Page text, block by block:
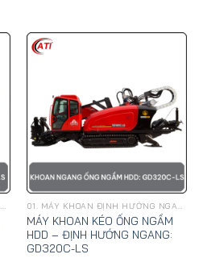
01. MÁY KHOAN ĐỊNH HƯỚNG NGANG, KÉO ỐNG NGẦM HDD - GOODENG 01. MÁY KHOAN ĐỊNH HƯỚNG NGANG, KÉO ỐNG NGẦM HDD - GOODENG
MÁY KHOAN KÉO ỐNG NGẦM
HDD – ĐỊNH HƯỚNG NGANG:
GD320C-LS